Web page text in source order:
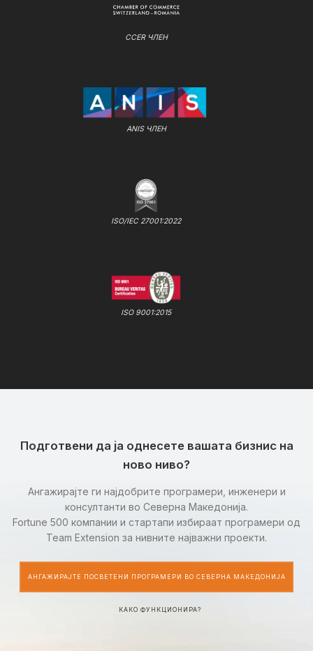
CCER ЧЛЕН
ANIS ЧЛЕН
ISO/IEC 27001:2022
ISO 9001:2015
Подготвени да ја однесете вашата бизнис на
ново ниво?
Ангажирајте ги најдобрите програмери, инженери и
консултанти во Северна Македонија.
Fortune 500 компании и стартапи избираат програмери од
Team Extension за нивните најважни проекти.
АНГАЖИРАЈТЕ ПОСВЕТЕНИ ПРОГРАМЕРИ ВО СЕВЕРНА МАКЕДОНИЈА
КАКО ФУНКЦИОНИРА?